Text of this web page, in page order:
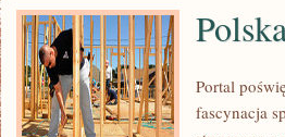
Portal
fascynacja